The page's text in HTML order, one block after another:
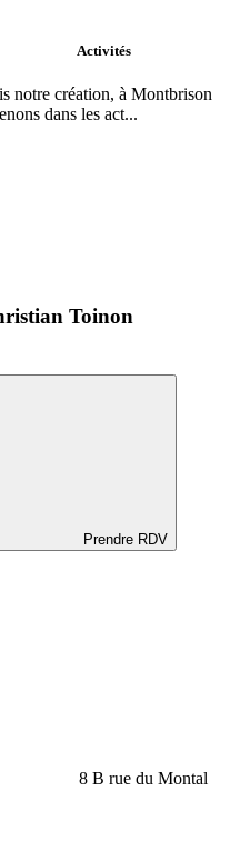
Activités
notre création, à Montbrison
dans les act...
Toinon
Prendre RDV
8 B rue du Montal